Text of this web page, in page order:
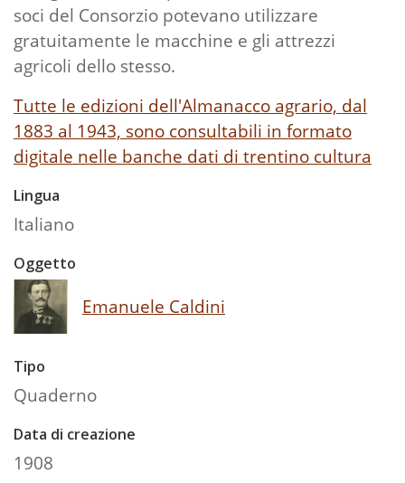
soci del Consorzio potevano utilizzare
gratuitamente le macchine e gli attrezzi
agricoli dello stesso.
Tutte le edizioni dell'Almanacco agrario, dal
1883 al 1943, sono consultabili in formato
digitale nelle banche dati di trentino cultura
Lingua
Italiano
Oggetto
Emanuele Caldini
Tipo
Quaderno
Data di creazione
1908